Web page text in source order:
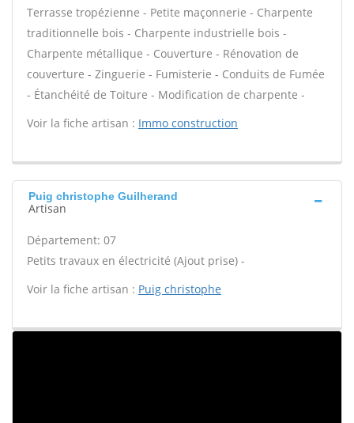
Terrasse tropézienne - Petite maçonnerie - Charpente
traditionnelle bois - Charpente industrielle bois -
Charpente métallique - Couverture - Rénovation de
couverture - Zinguerie - Fumisterie - Conduits de Fumée
- Étanchéité de Toiture - Modification de charpente -
Voir la fiche artisan : Immo construction
Puig christophe Guilherand
Artisan
Département: 07
Petits travaux en électricité (Ajout prise) -
Voir la fiche artisan : Puig christophe